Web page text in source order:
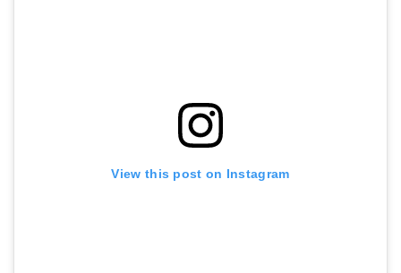
View this post on Instagram